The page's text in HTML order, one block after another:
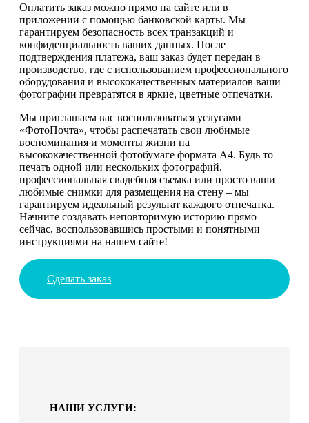
Оплатить заказ можно прямо на сайте или в
приложении с помощью банковской карты. Мы
гарантируем безопасность всех транзакций и
конфиденциальность ваших данных. После
подтверждения платежа, ваш заказ будет передан в
производство, где с использованием профессионального
оборудования и высококачественных материалов ваши
фотографии превратятся в яркие, цветные отпечатки.
Мы приглашаем вас воспользоваться услугами
«ФотоПочта», чтобы распечатать свои любимые
воспоминания и моменты жизни на
высококачественной фотобумаге формата А4. Будь то
печать одной или нескольких фотографий,
профессиональная свадебная съемка или просто ваши
любимые снимки для размещения на стену – мы
гарантируем идеальный результат каждого отпечатка.
Начните создавать неповторимую историю прямо
сейчас, воспользовавшись простыми и понятными
инструкциями на нашем сайте!
Сделать заказ
НАШИ УСЛУГИ: